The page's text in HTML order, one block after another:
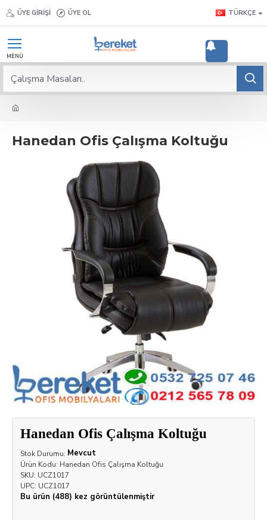
ÜYE GIRIŞI ÜYE OL TÜRKÇE 2
Hanedan Ofis Çalışma Koltuğu
Hanedan Ofis Çalışma Koltuğu
Stok Durumu: Mevcut
Ürün Kodu: Hanedan Ofis Çalışma Koltuğu
SKU: UCZ1017
UPC: UCZ1017
Bu ürün (488) kez görüntülenmiştir